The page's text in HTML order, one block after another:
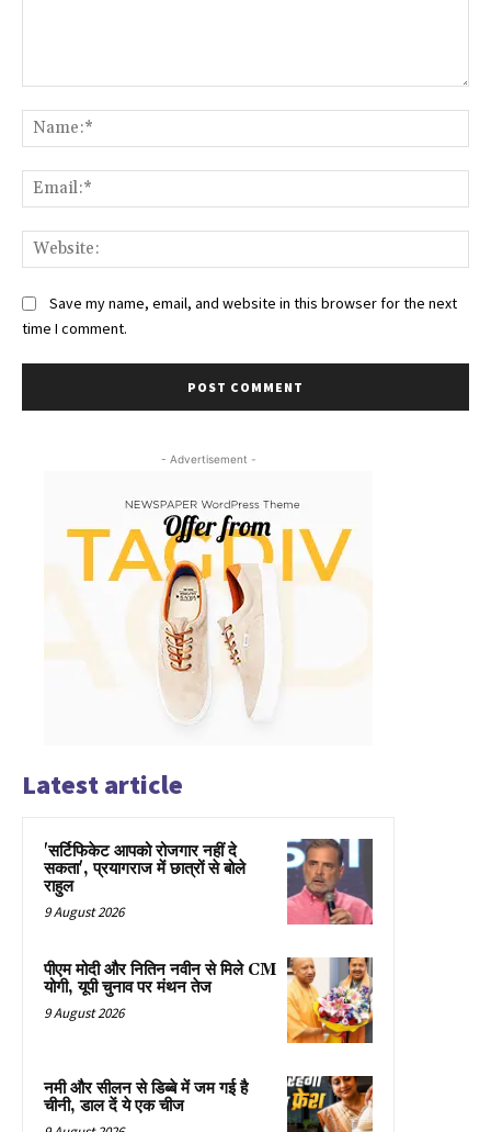
Save my name, email, and website in this browser for the next
time I comment.
- Advertisement -
Latest article
'सर्टिफिकेट आपको रोजगार नहीं दे
सकता', प्रयागराज में छात्रों से बोले
राहुल
9 August 2026
पीएम मोदी और नितिन नवीन से मिले CM
योगी, यूपी चुनाव पर मंथन तेज
9 August 2026
नमी और सीलन से डिब्बे में जम गई है
चीनी, डाल दें ये एक चीज